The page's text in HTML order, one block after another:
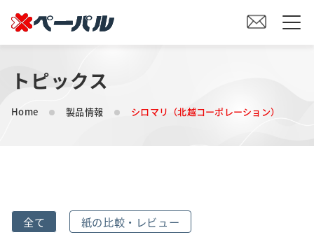
HOME
初めての方へ
トピックス
Home 製品情報 シロマリ（北越コーポレーション）
全て 紙の比較・レビュー